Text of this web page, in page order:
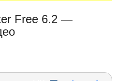
Free 6.2 —